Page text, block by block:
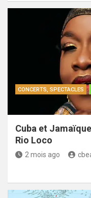
CONCERTS, SPECTACLES
Cuba et
Rio Loco
2 mois ago